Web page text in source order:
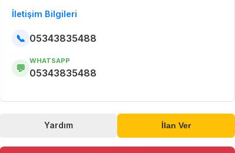
İletişim Bilgileri
📞 05343835488
💬
WHATSAPP
05343835488
Yardım İlan Ver